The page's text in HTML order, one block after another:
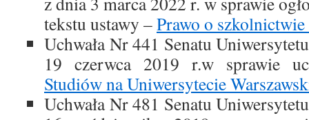
tekstu ustawy –Prawo o
Uchwała Nr 441 Senatu
19 czerwca 2019 r.w sprawie
Studiów na Uniwersytecie
Uchwała Nr 481 Senatu